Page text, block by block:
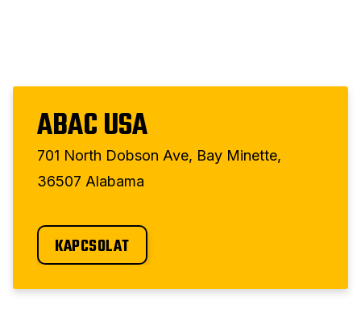
ABAC USA
701 North Dobson Ave, Bay Minette,
36507 Alabama
KAPCSOLAT